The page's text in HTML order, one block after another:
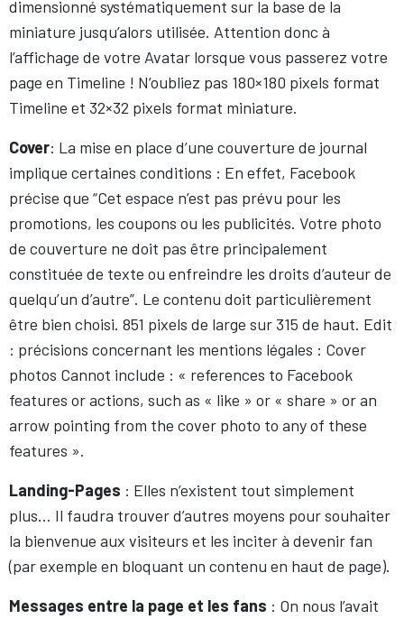
dimensionné systématiquement sur la base de la
miniature jusqu’alors utilisée. Attention donc à
l’affichage de votre Avatar lorsque vous passerez votre
page en Timeline ! N’oubliez pas 180×180 pixels format
Timeline et 32×32 pixels format miniature.
Cover: La mise en place d’une couverture de journal
implique certaines conditions : En effet, Facebook
précise que “Cet espace n’est pas prévu pour les
promotions, les coupons ou les publicités. Votre photo
de couverture ne doit pas être principalement
constituée de texte ou enfreindre les droits d’auteur de
quelqu’un d’autre”. Le contenu doit particulièrement
être bien choisi. 851 pixels de large sur 315 de haut. Edit
: précisions concernant les mentions légales : Cover
photos Cannot include : « references to Facebook
features or actions, such as « like » or « share » or an
arrow pointing from the cover photo to any of these
features ».
Landing-Pages : Elles n’existent tout simplement
plus… Il faudra trouver d’autres moyens pour souhaiter
la bienvenue aux visiteurs et les inciter à devenir fan
(par exemple en bloquant un contenu en haut de page).
Messages entre la page et les fans : On nous l’avait